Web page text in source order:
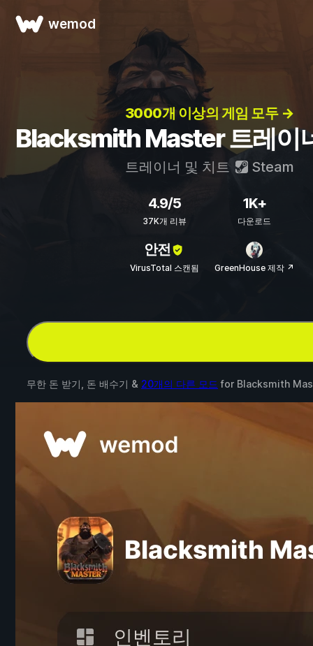
wemod
3000개 이상의 게임 모두 →
Blacksmith Master 트레이
트레이너 및 치트 Steam
4.9/5
37K개 리뷰
1K+
다운로드
안전
VirusTotal 스캔됨 GreenHouse 제작 ↗
무한 돈 받기, 돈 배수기 & 20개의 다른 모드 for Blacksmith